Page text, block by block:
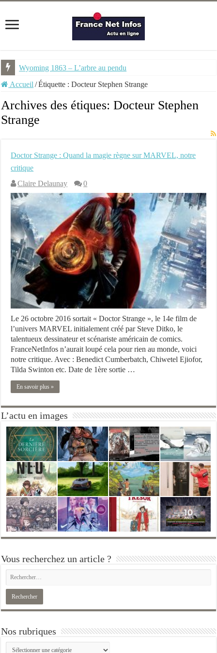
Wyoming 1863 – L’arbre au pendu
Accueil /Étiquette :Docteur Stephen Strange
Archives des étiques:Docteur Stephen
Strange
Doctor Strange : Quand la magie règne sur MARVEL, notre
critique
Claire Delaunay
0
Le 26 octobre 2016 sortait « Doctor Strange », le 14e film de
l’univers MARVEL initialement créé par Steve Ditko, le
talentueux dessinateur et scénariste américain de comics.
FranceNetInfos n’aurait loupé cela pour rien au monde, voici
notre critique. Avec : Benedict Cumberbatch, Chiwetel Ejiofor,
Tilda Swinton etc. Date de 1ère sortie …
En savoir plus »
L’actu en images
Vous recherchez un article ?
Nos rubriques
Nos